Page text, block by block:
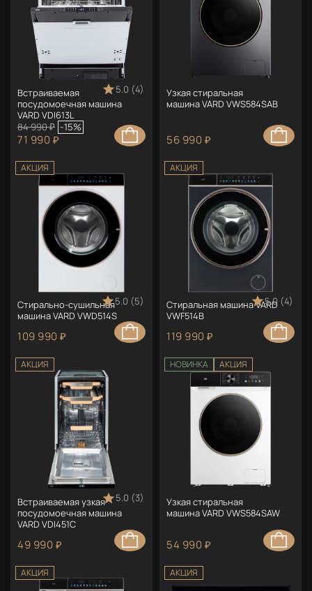
5.0 (4)
Встраиваемая
посудомоечная машина
VARD VDI613L
84 990 ₽ -15%
71 990 ₽
Узкая стиральная
машина VARD VWS584SAB
56 990 ₽
АКЦИЯ
5.0 (5)
Стирально-сушильная
машина VARD VWD514S
109 990 ₽
АКЦИЯ
5.0 (4)
Стиральная машина VARD
VWF514B
119 990 ₽
АКЦИЯ
5.0 (3)
Встраиваемая узкая
посудомоечная машина
VARD VDI451C
49 990 ₽
НОВИНКА АКЦИЯ
Узкая стиральная
машина VARD VWS584SAW
54 990 ₽
АКЦИЯ АКЦИЯ